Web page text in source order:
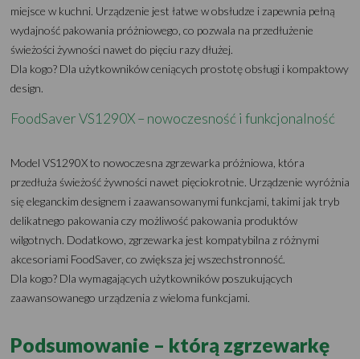
miejsce w kuchni. Urządzenie jest łatwe w obsłudze i zapewnia pełną
wydajność pakowania próżniowego, co pozwala na przedłużenie
świeżości żywności nawet do pięciu razy dłużej.
Dla kogo? Dla użytkowników ceniących prostotę obsługi i kompaktowy
design.
FoodSaver VS1290X – nowoczesność i funkcjonalność
Model VS1290X to nowoczesna zgrzewarka próżniowa, która
przedłuża świeżość żywności nawet pięciokrotnie. Urządzenie wyróżnia
się eleganckim designem i zaawansowanymi funkcjami, takimi jak tryb
delikatnego pakowania czy możliwość pakowania produktów
wilgotnych. Dodatkowo, zgrzewarka jest kompatybilna z różnymi
akcesoriami FoodSaver, co zwiększa jej wszechstronność.
Dla kogo? Dla wymagających użytkowników poszukujących
zaawansowanego urządzenia z wieloma funkcjami.
Podsumowanie – którą zgrzewarkę